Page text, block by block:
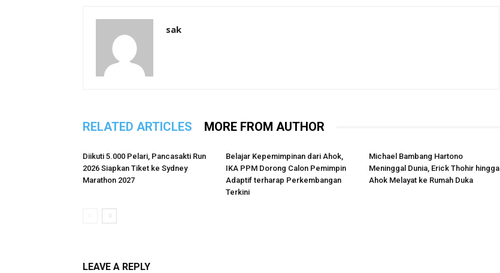
sak
RELATED ARTICLES MORE FROM AUTHOR
Diikuti 5.000 Pelari, Pancasakti Run
2026 Siapkan Tiket ke Sydney
Marathon 2027
Belajar Kepemimpinan dari Ahok,
IKA PPM Dorong Calon Pemimpin
Adaptif terharap Perkembangan
Terkini
Michael Bambang Hartono
Meninggal Dunia, Erick Thohir hingga
Ahok Melayat ke Rumah Duka
LEAVE A REPLY